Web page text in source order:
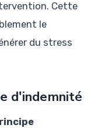
Cette
le
du stress
d'indemnité